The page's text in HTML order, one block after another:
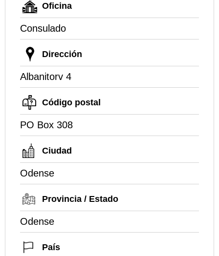
Oficina
Consulado
Dirección
Albanitorv 4
Código postal
PO Box 308
Ciudad
Odense
Provincia / Estado
Odense
País